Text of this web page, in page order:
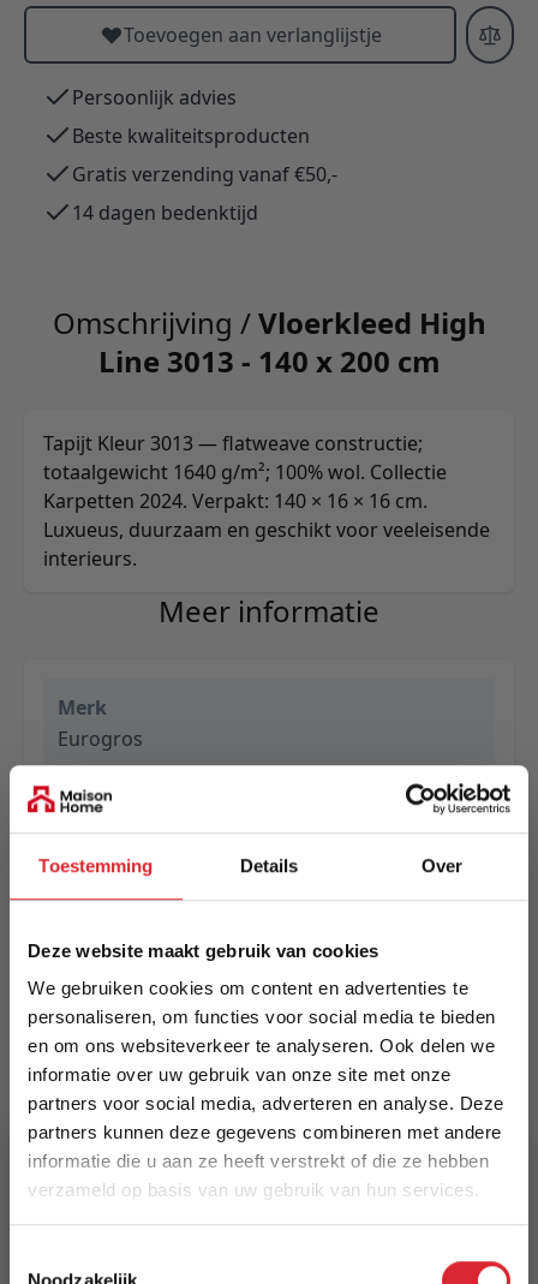
Toestemming Details Over
Deze website maakt gebruik van cookies
We gebruiken cookies om content en advertenties te
personaliseren, om functies voor social media te bieden
en om ons websiteverkeer te analyseren. Ook delen we
informatie over uw gebruik van onze site met onze
partners voor social media, adverteren en analyse. Deze
partners kunnen deze gegevens combineren met andere
informatie die u aan ze heeft verstrekt of die ze hebben
verzameld op basis van uw gebruik van hun services.
Noodzakelijk
Toevoegen aan verlanglijstje
Persoonlijk advies
Beste kwaliteitsproducten
Gratis verzending vanaf €50,-
14 dagen bedenktijd
Omschrijving /Vloerkleed High
Line 3013 - 140 x 200 cm
Tapijt Kleur 3013 — flatweave constructie;
totaalgewicht 1640 g/m²; 100% wol. Collectie
Karpetten 2024. Verpakt: 140 × 16 × 16 cm.
Luxueus, duurzaam en geschikt voor veeleisende
interieurs.
Meer informatie
Merk
Eurogros
EAN
5414452778427
Levertijd
Informeer naar de actuele levertijd
Kleur
3013
Maat
140 x 200 cm